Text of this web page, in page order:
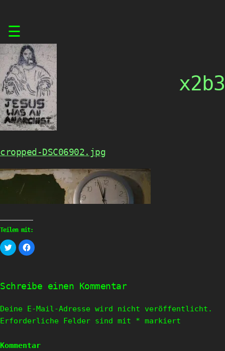
content
☰
x2b3
cropped-DSC06902.jpg
Teilen mit:
Klick,
um
über
in
geöffnet)
Klick,
um
(Wird
in
geöffnet)
Schreibe einen Kommentar
Deine E-Mail-Adresse wird nicht veröffentlicht.
Erforderliche Felder sind mit * markiert
Kommentar